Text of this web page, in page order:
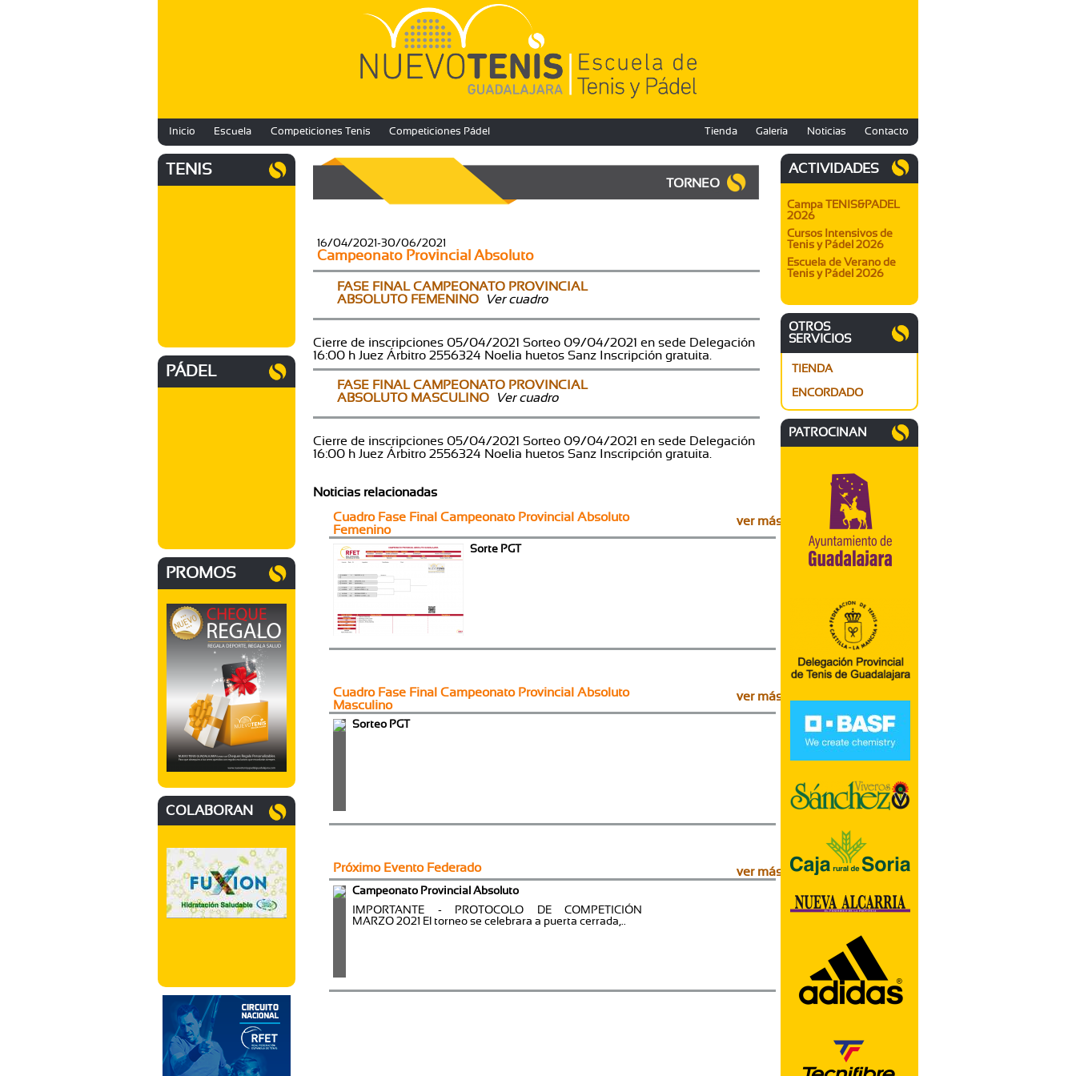
Inicio Escuela Competiciones Tenis Competiciones Pádel Tienda Galería Noticias Contacto
TENIS
PÁDEL
PROMOS
COLABORAN
TORNEO
16/04/2021-30/06/2021
Campeonato Provincial Absoluto
FASE FINAL CAMPEONATO PROVINCIAL
ABSOLUTO FEMENINO
Ver cuadro
Cierre de inscripciones 05/04/2021 Sorteo 09/04/2021 en sede Delegación
16:00 h Juez Árbitro 2556324 Noelia huetos Sanz Inscripción gratuita.
FASE FINAL CAMPEONATO PROVINCIAL
ABSOLUTO MASCULINO
Ver cuadro
Cierre de inscripciones 05/04/2021 Sorteo 09/04/2021 en sede Delegación
16:00 h Juez Árbitro 2556324 Noelia huetos Sanz Inscripción gratuita.
Noticias relacionadas
Cuadro Fase Final Campeonato Provincial Absoluto
Femenino
ver más
Sorte PGT
Cuadro Fase Final Campeonato Provincial Absoluto
Masculino
ver más
Sorteo PGT
Próximo Evento Federado ver más
Campeonato Provincial Absoluto
IMPORTANTE - PROTOCOLO DE COMPETICIÓN
MARZO 2021 El torneo se celebrara a puerta cerrada,..
ACTIVIDADES
Campa TENIS&PADEL
2026
Cursos Intensivos de
Tenis y Pádel 2026
Escuela de Verano de
Tenis y Pádel 2026
OTROS
SERVICIOS
TIENDA
ENCORDADO
PATROCINAN